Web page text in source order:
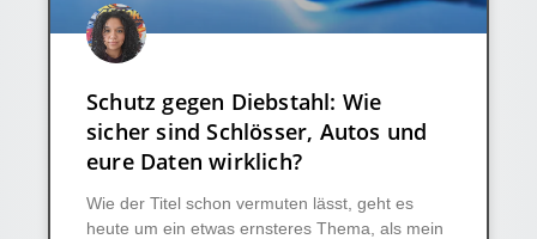
Schutz gegen Diebstahl: Wie
sicher sind Schlösser, Autos und
eure Daten wirklich?
Wie der Titel schon vermuten lässt, geht es
heute um ein etwas ernsteres Thema, als mein